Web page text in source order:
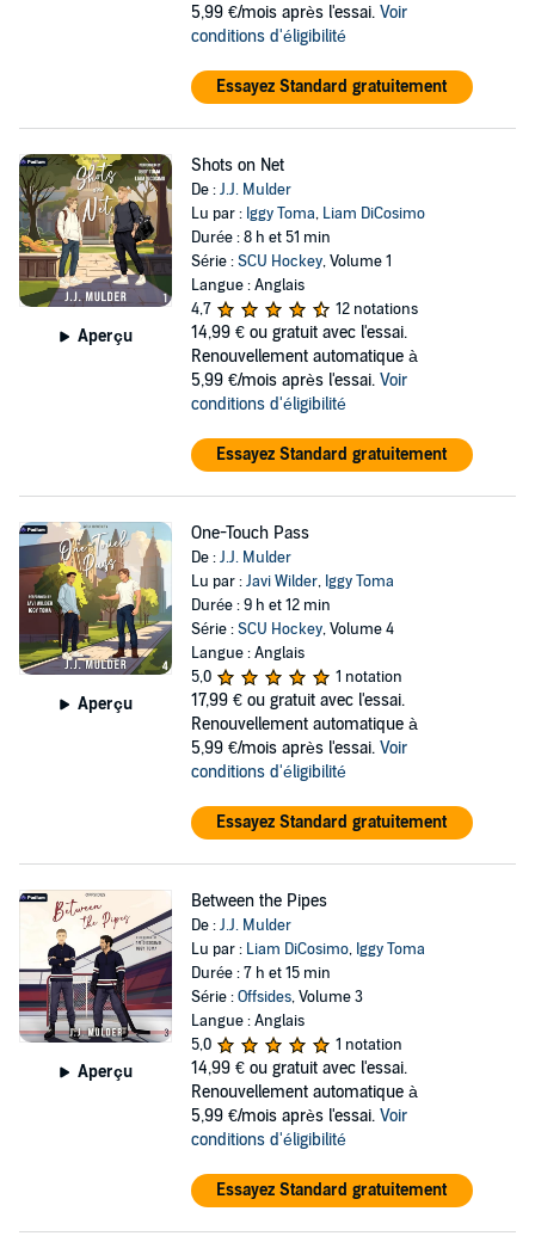
5,99 €/mois après l'essai. Voir
conditions d'éligibilité
Essayez Standard gratuitement
Aperçu
Shots on Net
De :J.J. Mulder
Lu par : Iggy Toma, Liam DiCosimo
Durée : 8 h et 51 min
Série :SCU Hockey, Volume 1
Langue : Anglais
4,7
12 notations
14,99 € ou gratuit avec l'essai.
Renouvellement automatique à
5,99 €/mois après l'essai. Voir
conditions d'éligibilité
Essayez Standard gratuitement
Aperçu
One-Touch Pass
De :J.J. Mulder
Lu par :Javi Wilder, Iggy Toma
Durée : 9 h et 12 min
Série :SCU Hockey, Volume 4
Langue : Anglais
5,0
1 notation
17,99 € ou gratuit avec l'essai.
Renouvellement automatique à
5,99 €/mois après l'essai. Voir
conditions d'éligibilité
Essayez Standard gratuitement
Aperçu
Between the Pipes
De :J.J. Mulder
Lu par : Liam DiCosimo, Iggy Toma
Durée : 7 h et 15 min
Série :Offsides, Volume 3
Langue : Anglais
5,0
1 notation
14,99 € ou gratuit avec l'essai.
Renouvellement automatique à
5,99 €/mois après l'essai. Voir
conditions d'éligibilité
Essayez Standard gratuitement